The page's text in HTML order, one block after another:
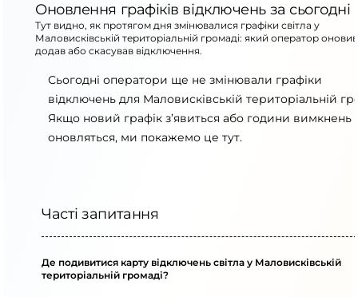
Оновлення графіків відключень за сьогодні
Тут видно, як протягом дня змінювалися графіки світла у
Маловисківській територіальній громаді: який оператор
додав або скасував відключення.
Сьогодні оператори ще не змінювали графіки
відключень для Маловисківській територіальній
Якщо новий графік з’явиться або години вимкнень
оновляться, ми покажемо це тут.
Часті запитання
Де подивитися карту відключень світла у Маловисківській
територіальній громаді?